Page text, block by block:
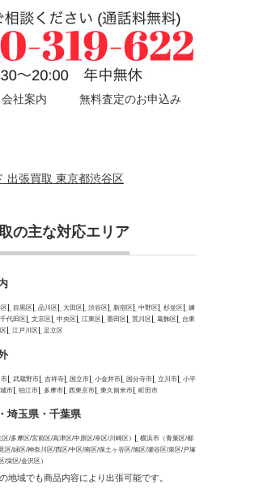
会社案内 無料査定のお申込み
出張買取 東京都渋谷区
の主な対応エリア
目黒区 品川区 大田区 渋谷区 新宿区 中野区 杉並区
練
千代田区 文京区 中央区 江東区 墨田区 荒川区 葛飾区
台東
江戸川区 足立区
市 武蔵野市 吉祥寺 国立市 小金井市 国分寺市 立川市
小平
市 狛江市 多摩市 西東京市 東久留米市 町田市
埼玉県・千葉県
区/多摩区/宮前区/高津区/中原区/幸区/川崎区）
横浜市（青葉区/都
区/緑区/神奈川区/西区/中区/南区/保土ヶ谷区/旭区/瀬谷区/泉区/戸塚
/栄区/金沢区）
地域でも商品内容により出張可能です。